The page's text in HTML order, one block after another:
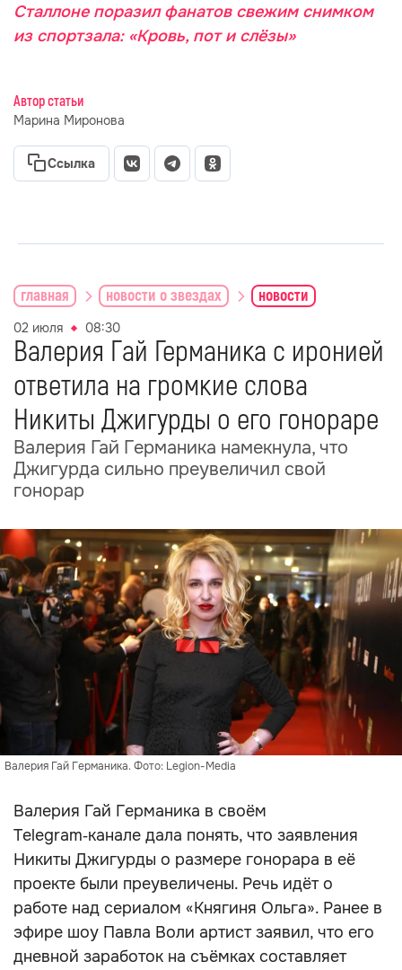
Сталлоне поразил фанатов свежим снимком
из спортзала: «Кровь, пот и слёзы»
Автор статьи
Марина Миронова
Ссылка
главная новости о звездах новости
02 июля 08:30
Валерия Гай Германика с иронией
ответила на громкие слова
Никиты Джигурды о его гонораре
Валерия Гай Германика намекнула, что
Джигурда сильно преувеличил свой
гонорар
Валерия Гай Германика. Фото: Legion-Media
Валерия Гай Германика в своём
Telegram‑канале дала понять, что заявления
Никиты Джигурды о размере гонорара в её
проекте были преувеличены. Речь идёт о
работе над сериалом «Княгиня Ольга». Ранее в
эфире шоу Павла Воли артист заявил, что его
дневной заработок на съёмках составляет